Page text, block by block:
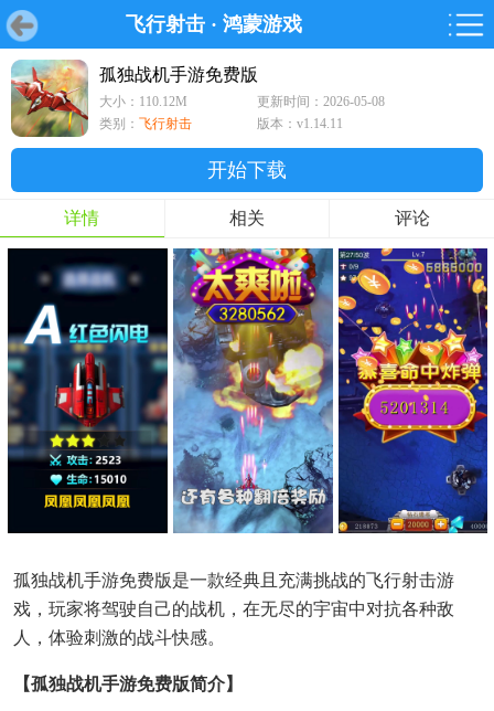
飞行射击 · 鸿蒙游戏
首页 游戏 软件
首页 游戏 软件 鸿蒙
游戏
鸿蒙
软件
专题
孤独战机手游免费版
大小：110.12M
更新时间：2026-05-08
类别： 飞行射击 版本：v1.14.11
开始下载
详情 相关 评论
孤独战机手游免费版是一款经典且充满挑战的飞行射击游
戏，玩家将驾驶自己的战机，在无尽的宇宙中对抗各种敌
人，体验刺激的战斗快感。
【孤独战机手游免费版简介】